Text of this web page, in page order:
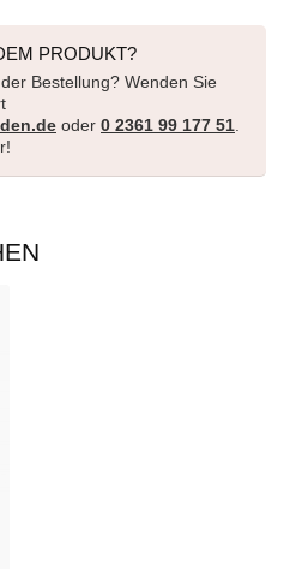
PRODUKT?
Bestellung? Wenden Sie
oder 0 2361 99 177 51.